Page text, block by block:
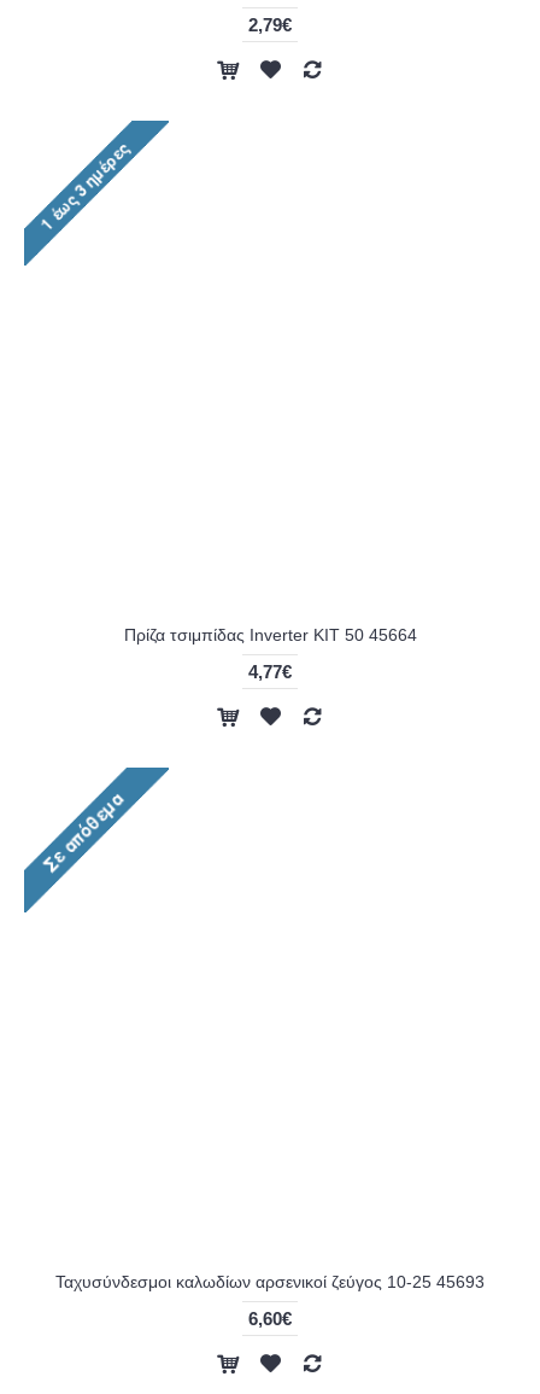
2,79€
Πρίζα τσιμπίδας Inverter KIT 50 45664
4,77€
Ταχυσύνδεσμοι καλωδίων αρσενικοί ζεύγος 10-25 45693
6,60€